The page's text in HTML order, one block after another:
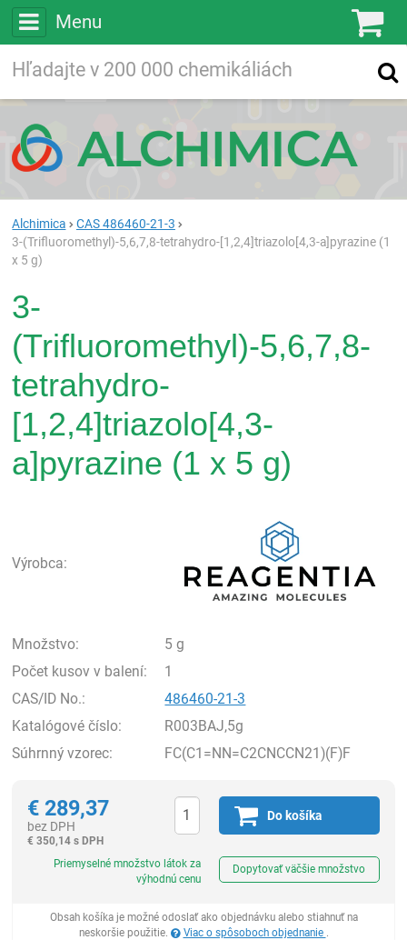
Menu
Vyhľadávanie
Alchimica
CAS 486460-21-3
3-(Trifluoromethyl)-5,6,7,8-tetrahydro-[1,2,4]triazolo[4,3-a]pyrazine (1
x 5 g)
3-
(Trifluoromethyl)-5,6,7,8-
tetrahydro-
[1,2,4]triazolo[4,3-
a]pyrazine (1 x 5 g)
Výrobca:
Množstvo:
5 g
Počet kusov v balení:
1
CAS/ID No.:
486460-21-3
Katalógové číslo:
R003BAJ,5g
Súhrnný vzorec:
FC(C1=NN=C2CNCCN21)(F)F
€ 289,37
bez DPH
€ 350,14 s DPH
Do košíka
Priemyselné množstvo látok za
výhodnú cenu
Dopytovať väčšie množstvo
Obsah košíka je možné odoslať ako objednávku alebo stiahnuť na
neskoršie použitie.
Viac o spôsoboch objednanie .